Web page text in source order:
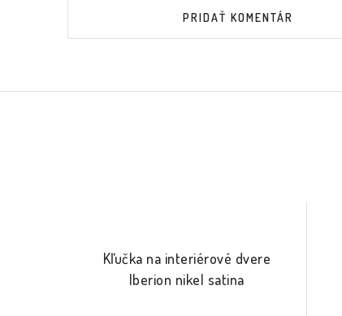
PRIDAŤ KOMENTÁR
Kľučka na interiérové dvere
Iberion nikel satina